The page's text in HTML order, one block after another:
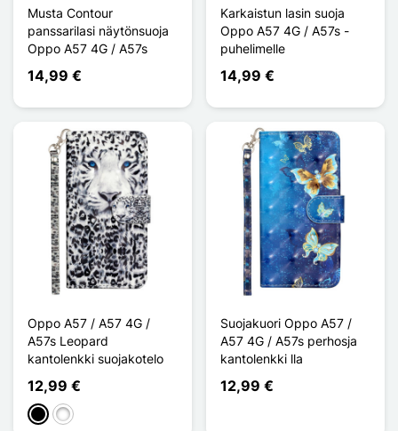
Musta Contour
panssarilasi näytönsuoja
Oppo A57 4G / A57s
14,99 €
Karkaistun lasin suoja
Oppo A57 4G / A57s -
puhelimelle
14,99 €
Oppo A57 / A57 4G /
A57s Leopard
kantolenkki suojakotelo
12,99 €
MustaValkoinen
Suojakuori Oppo A57 /
A57 4G / A57s perhosja
kantolenkki lla
12,99 €